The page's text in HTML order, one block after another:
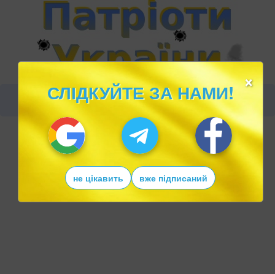
×
СЛІДКУЙТЕ ЗА НАМИ!
не цікавить вже підписаний